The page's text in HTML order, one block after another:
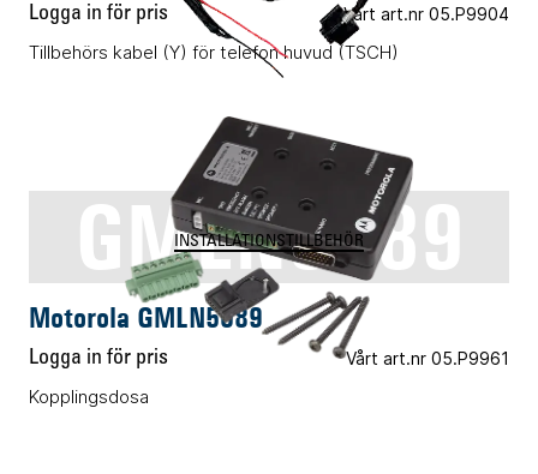
Logga in för pris Vårt art.nr 05.P9904
Tillbehörs kabel (Y) för telefon huvud (TSCH)
GMLN5089
INSTALLATIONSTILLBEHÖR
Motorola GMLN5089
Logga in för pris Vårt art.nr 05.P9961
Kopplingsdosa